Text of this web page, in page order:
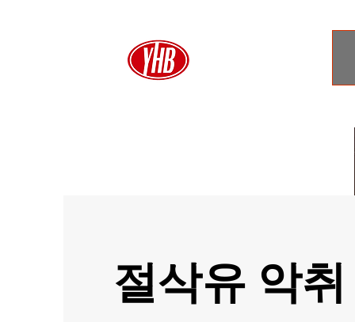
절삭유 악